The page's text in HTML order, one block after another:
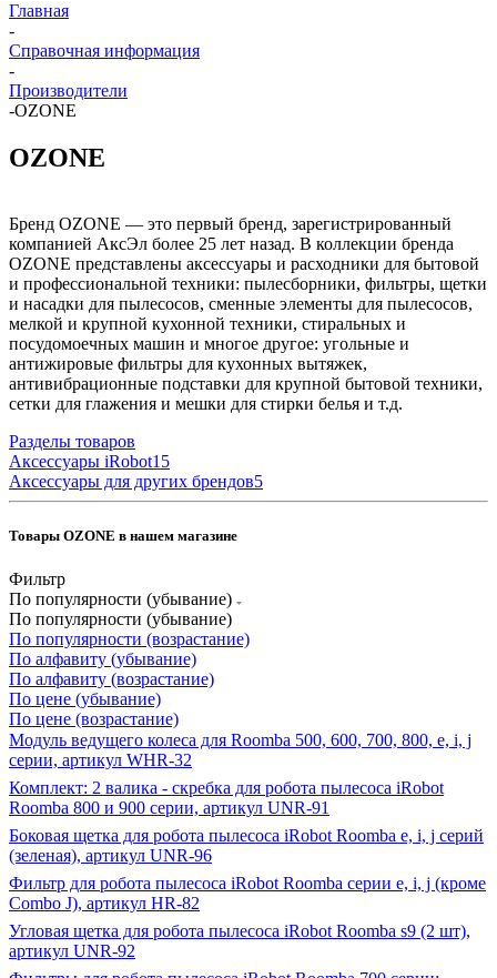
Главная
-
Справочная информация
-
Производители
-OZONE
OZONE
Бренд OZONE — это первый бренд, зарегистрированный
компанией АксЭл более 25 лет назад. В коллекции бренда
OZONE представлены аксессуары и расходники для бытовой
и профессиональной техники: пылесборники, фильтры, щетки
и насадки для пылесосов, сменные элементы для пылесосов,
мелкой и крупной кухонной техники, стиральных и
посудомоечных машин и многое другое: угольные и
антижировые фильтры для кухонных вытяжек,
антивибрационные подставки для крупной бытовой техники,
сетки для глажения и мешки для стирки белья и т.д.
Разделы товаров
Аксессуары iRobot15
Аксессуары для других брендов5
Товары OZONE в нашем магазине
Фильтр
По популярности (убывание)
По популярности (убывание)
По популярности (возрастание)
По алфавиту (убывание)
По алфавиту (возрастание)
По цене (убывание)
По цене (возрастание)
Модуль ведущего колеса для Roomba 500, 600, 700, 800, e, i, j
серии, артикул WHR-32
Комплект: 2 валика - скребка для робота пылесоса iRobot
Roomba 800 и 900 серии, артикул UNR-91
Боковая щетка для робота пылесоса iRobot Roomba e, i, j серий
(зеленая), артикул UNR-96
Фильтр для робота пылесоса iRobot Roomba серии e, i, j (кроме
Combo J), артикул HR-82
Угловая щетка для робота пылесоса iRobot Roomba s9 (2 шт),
артикул UNR-92